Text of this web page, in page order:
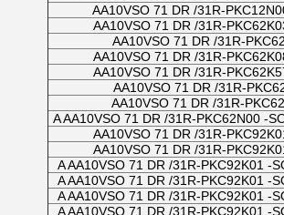
AA10VSO 71 DR /31R-
AA10VSO 71 DR /31R-
AA10VSO 71 DR /31R-
A AA10VSO 71 DR /31R-PKC62N00 -
A AA10VSO 71 DR /31R-PKC92K01 -
A AA10VSO 71 DR /31R-PKC92K01 -
A AA10VSO 71 DR /31R-PKC92K01 -
A AA10VSO 71 DR /31R-PKC92K01 -